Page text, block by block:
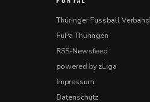
Thüringer Fussball Verband
FuPa Thüringen
RSS-Newsfeed
powered by zLiga
Impressum
Datenschutz